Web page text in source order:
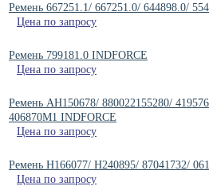
Ремень 667251.1/ 667251.0/ 644898.0/
Цена по запросу
Ремень 799181.0 INDFORCE
Цена по запросу
Ремень AH150678/ 880022155280/
406870M1 INDFORCE
Цена по запросу
Ремень H166077/ H240895/ 87041732/
Цена по запросу